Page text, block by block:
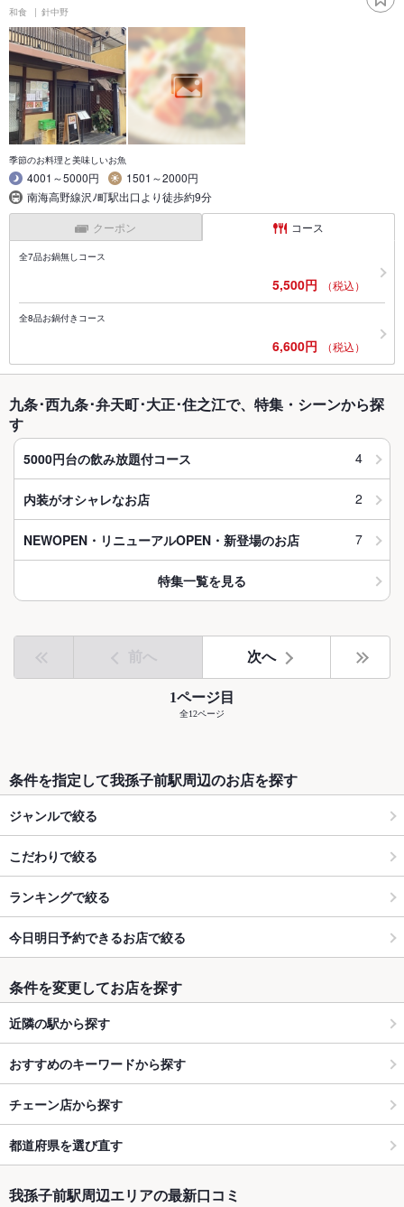
和食 針中野
季節のお料理と美味しいお魚
4001～5000円
1501～2000円
南海高野線沢ﾉ町駅出口より徒歩約9分
クーポン コース
全7品お鍋無しコース
5,500円 （税込）
全8品お鍋付きコース
6,600円 （税込）
九条･西九条･弁天町･大正･住之江で、特集・シーンから探
す
5000円台の飲み放題付コース 4
内装がオシャレなお店 2
NEWOPEN・リニューアルOPEN・新登場のお店 7
特集一覧を見る
前へ 次へ
1ページ目
全12ページ
条件を指定して我孫子前駅周辺のお店を探す
ジャンルで絞る
こだわりで絞る
ランキングで絞る
今日明日予約できるお店で絞る
条件を変更してお店を探す
近隣の駅から探す
おすすめのキーワードから探す
チェーン店から探す
都道府県を選び直す
我孫子前駅周辺エリアの最新口コミ